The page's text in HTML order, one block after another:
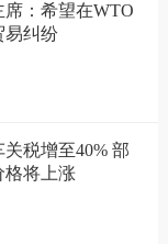
席：希望在WTO
易纠纷
税增至40% 部
格将上涨